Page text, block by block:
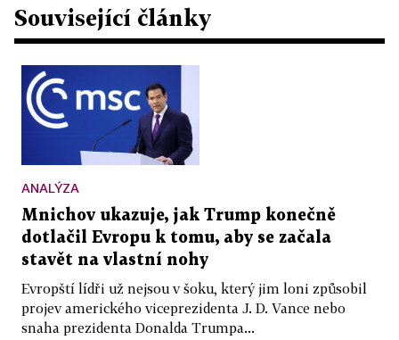
Související články
ANALÝZA
Mnichov ukazuje, jak Trump konečně
dotlačil Evropu k tomu, aby se začala
stavět na vlastní nohy
Evropští lídři už nejsou v šoku, který jim loni způsobil
projev amerického viceprezidenta J. D. Vance nebo
snaha prezidenta Donalda Trumpa...